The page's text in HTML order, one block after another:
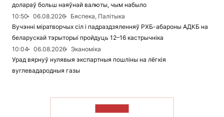
долараў больш наяўнай валюты, чым набыло
10:50
06.08.2026
Бяспека, Палітыка
Вучэнні міратворчых сіл і падраздзяленняў РХБ-абароны АДКБ на
беларускай тэрыторыі пройдуць 12–16 кастрычніка
10:04
06.08.2026
Эканоміка
Урад вярнуў нулявыя экспартныя пошліны на лёгкія
вуглевадародныя газы